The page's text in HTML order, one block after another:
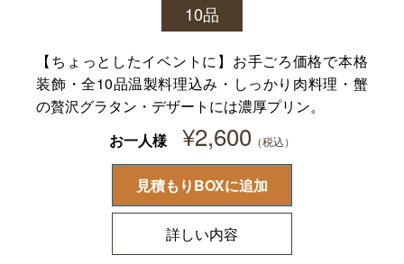
10品
【ちょっとしたイベントに】お手ごろ価格で本格
装飾・全10品温製料理込み・しっかり肉料理・蟹
の贅沢グラタン・デザートには濃厚プリン。
お一人様
¥2,600
詳しい内容
見積もりBOXに追加